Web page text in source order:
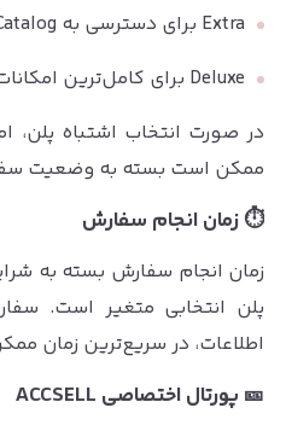
Extra برای دسترسی به Game Catalog
Deluxe برای کامل‌ترین امکانات ریجن ترکیه
در صورت انتخاب اشتباه پلن،
ممکن است بسته به وضعیت
⏱ زمان انجام سفارش
زمان انجام سفارش بسته به
پلن انتخابی متغیر است.
اطلاعات، در سریع‌ترین زمان
🎫 پورتال اختصاصی ACCSELL